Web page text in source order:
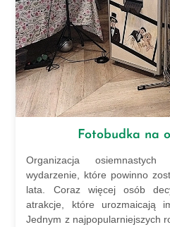
Fotobudka na
Organizacja
wydarzenie, które powinno
lata. Coraz więcej osób
atrakcje, które urozmaicają
Jednym z najpopularniejszych